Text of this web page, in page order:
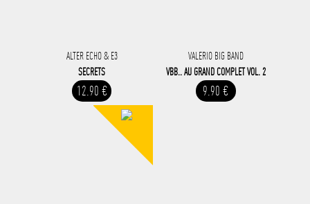
ALTER ECHO & E3
SECRETS
12.90 €
VALERIO BIG BAND
VBB.. AU GRAND COMPLET VOL. 2
9.90 €